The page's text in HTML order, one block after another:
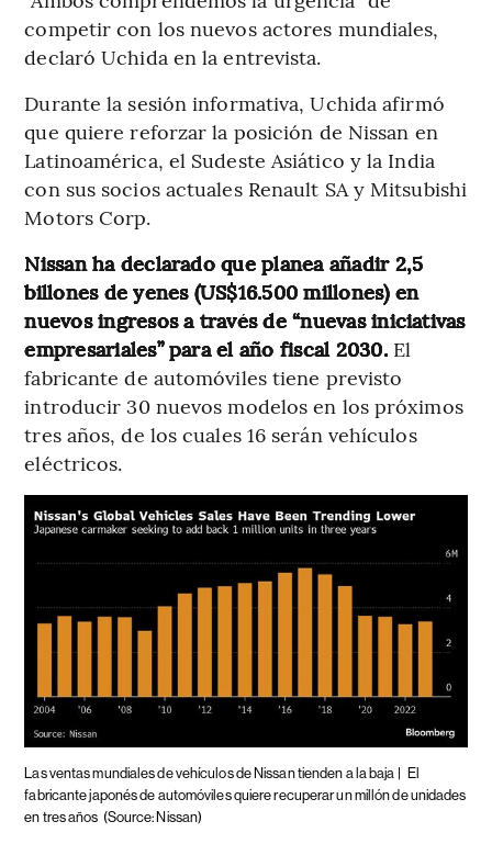
competir con los nuevos actores mundiales,
declaró Uchida en la entrevista.
Durante la sesión informativa, Uchida afirmó
que quiere reforzar la posición de Nissan en
Latinoamérica, el Sudeste Asiático y la India
con sus socios actuales Renault SA y Mitsubishi
Motors Corp.
Nissan ha declarado que planea añadir 2,5
billones de yenes (US$16.500 millones) en
nuevos ingresos a través de “nuevas iniciativas
empresariales” para el año fiscal 2030.El
fabricante de automóviles tiene previsto
introducir 30 nuevos modelos en los próximos
tres años, de los cuales 16 serán vehículos
eléctricos.
Las ventas mundiales de vehículos de Nissan tienden a la baja |
El
fabricante japonés de automóviles quiere recuperar un millón de unidades
en tres años (Source: Nissan)